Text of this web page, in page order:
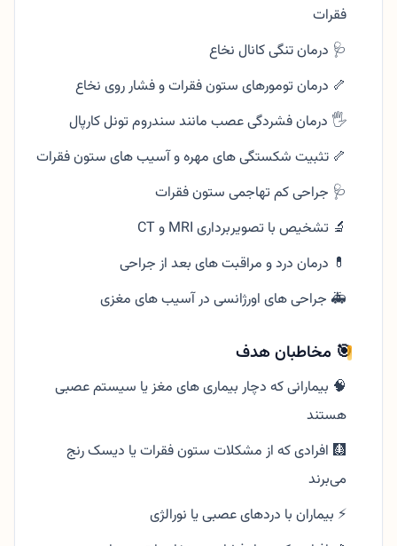
فقرات
🩺 درمان تنگی کانال نخاع
🦴 درمان تومورهای ستون فقرات و فشار روی نخاع
🖐️ درمان فشردگی عصب مانند سندروم تونل کارپال
🦴 تثبیت شکستگی های مهره و آسیب های ستون فقرات
🩺 جراحی کم تهاجمی ستون فقرات
🔬 تشخیص با تصویربرداری MRI و CT
💊 درمان درد و مراقبت های بعد از جراحی
🚑 جراحی های اورژانسی در آسیب های مغزی
🎯 مخاطبان هدف
🧠 بیمارانی که دچار بیماری های مغز یا سیستم عصبی
هستند
🩻 افرادی که از مشکلات ستون فقرات یا دیسک رنج
می‌برند
⚡ بیماران با دردهای عصبی یا نورالژی